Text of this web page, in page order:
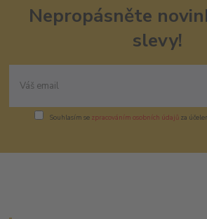
Nepropásněte
slevy!
Souhlasím se zpracováním osobních údajůza